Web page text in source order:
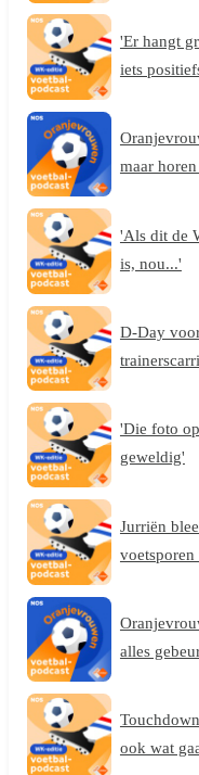
'Er hangt
iets
maar
'Als dit de
is, nou...'
D-Day
'Die foto
geweldig'
Jurriën
voetsporen
alles
ook wat